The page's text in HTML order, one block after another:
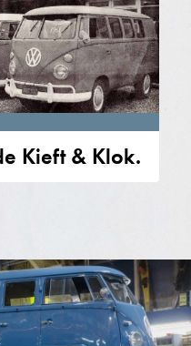
Kieft & Klok.